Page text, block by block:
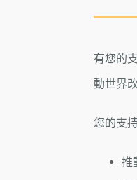
有您的
動世界
您的支
推